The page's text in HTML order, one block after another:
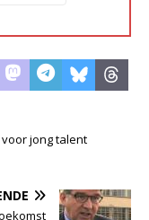
jong talent